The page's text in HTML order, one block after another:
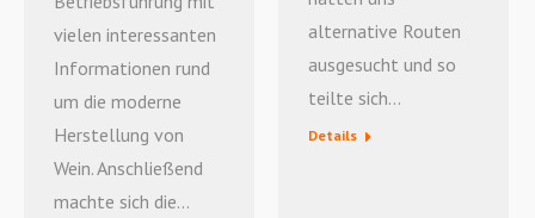
vielen interessanten
Informationen rund
um die moderne
Herstellung von
Wein. Anschließend
machte sich die…
alternative Routen
ausgesucht und so
teilte sich…
Details